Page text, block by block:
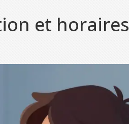
et horaires